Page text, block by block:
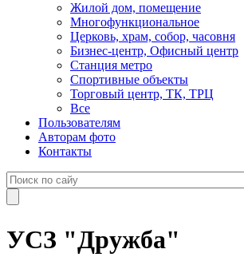
Жилой дом, помещение
Многофункциональное
Церковь, храм, собор, часовня
Бизнес-центр, Офисный центр
Станция метро
Спортивные объекты
Торговый центр, ТК, ТРЦ
Все
Пользователям
Авторам фото
Контакты
УСЗ "Дружба"